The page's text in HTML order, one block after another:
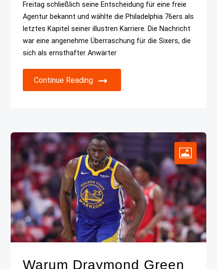
Freitag schließlich seine Entscheidung für eine freie
Agentur bekannt und wählte die Philadelphia 76ers als
letztes Kapitel seiner illustren Karriere. Die Nachricht
war eine angenehme Überraschung für die Sixers, die
sich als ernsthafter Anwärter
Continue Reading
Warum Draymond Green